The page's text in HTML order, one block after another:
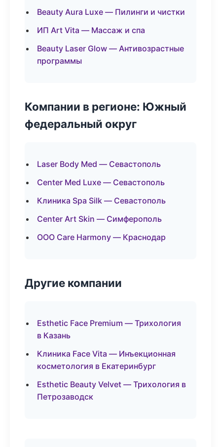
Beauty Aura Luxe — Пилинги и чистки
ИП Art Vita — Массаж и спа
Beauty Laser Glow — Антивозрастные
программы
Компании в регионе: Южный
федеральный округ
Laser Body Med — Севастополь
Center Med Luxe — Севастополь
Клиника Spa Silk — Севастополь
Center Art Skin — Симферополь
ООО Care Harmony — Краснодар
Другие компании
Esthetic Face Premium — Трихология
в Казань
Клиника Face Vita — Инъекционная
косметология в Екатеринбург
Esthetic Beauty Velvet — Трихология в
Петрозаводск